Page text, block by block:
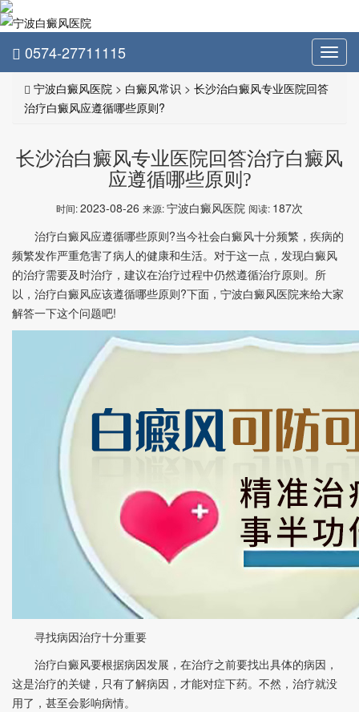
0574-27711115
宁波白癜风医院 > 白癜风常识 > 长沙治白癜风专业医院回答
治疗白癜风应遵循哪些原则?
长沙治白癜风专业医院回答治疗白癜风
应遵循哪些原则?
时间:2023-08-26 来源:宁波白癜风医院 阅读: 187次
治疗白癜风应遵循哪些原则?当今社会白癜风十分频繁，疾病的
频繁发作严重危害了病人的健康和生活。对于这一点，发现白癜风
的治疗需要及时治疗，建议在治疗过程中仍然遵循治疗原则。所
以，治疗白癜风应该遵循哪些原则?下面，宁波白癜风医院来给大家
解答一下这个问题吧!
寻找病因治疗十分重要
治疗白癜风要根据病因发展，在治疗之前要找出具体的病因，
这是治疗的关键，只有了解病因，才能对症下药。不然，治疗就没
用了，甚至会影响病情。